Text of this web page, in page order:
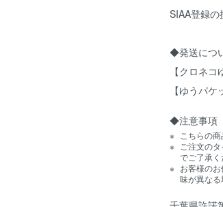
SIAA登録の
◆発送につ
【クロネコ
【ゆうパケ
◆注意事項
こちらの
ご注文の
でご了承く
お客様の
味が異なる